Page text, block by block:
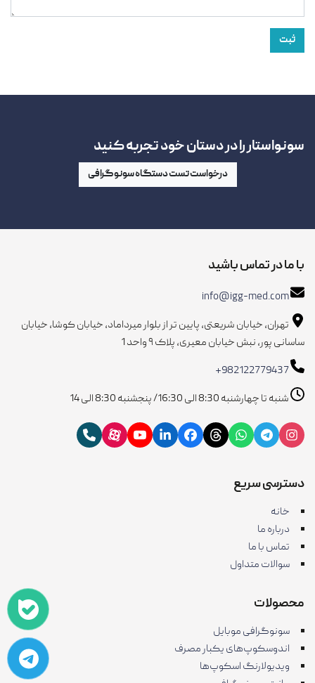
ثبت
سونواستار را در دستان خود تجربه کنید
درخواست تست دستگاه سونوگرافی
با ما در تماس باشید
info@igg-med.com
تهران، خیابان شریعتی، پایین تر از بلوار میرداماد، خیابان کوشا، خیابان
ساسانی پور، نبش خیابان معیری، پلاک ۹ واحد 1
+982122779437
شنبه تا چهارشنبه 8:30 الی 16:30/ پنجشنبه 8:30 الی 14
دسترسی سریع
خانه
درباره ما
تماس با ما
سوالات متداول
محصولات
سونوگرافی موبایل
اندوسکوپ‌های یکبار مصرف
ویدیولارنگ اسکوپ‌ها